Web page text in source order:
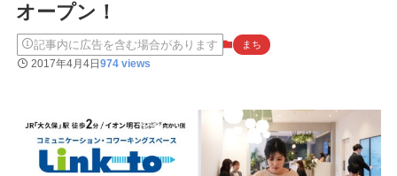
オープン！
記事内に広告を含む場合があります まち
2017年4月4日974 views